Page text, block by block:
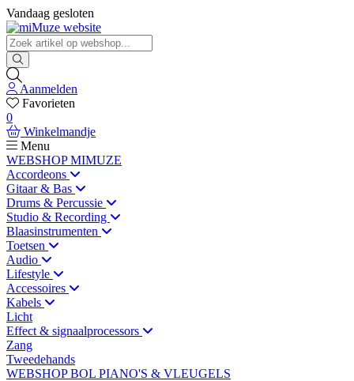
Vandaag gesloten
Aanmelden
Favorieten
0
Winkelmandje
Menu
WEBSHOP MIMUZE
Accordeons
Gitaar & Bas
Drums & Percussie
Studio & Recording
Blaasinstrumenten
Toetsen
Audio
Lifestyle
Accessoires
Kabels
Licht
Effect & signaalprocessors
Zang
Tweedehands
WEBSHOP BOL PIANO'S & VLEUGELS